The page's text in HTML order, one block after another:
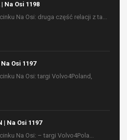
Na Osi 1198
Na Osi: druga część relacji z ta...
Na Osi 1197
Na Osi: targi Volvo4Poland,
| Na Osi 1197
Na Osi: – targi Volvo4Pola...